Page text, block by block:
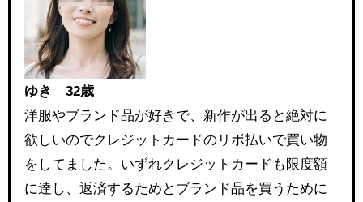
ゆき 32歳
洋服やブランド品が好きで、新作が出ると絶対に
欲しいのでクレジットカードのリボ払いで買い物
をしてました。いずれクレジットカードも限度額
に達し、返済するためとブランド品を買うために